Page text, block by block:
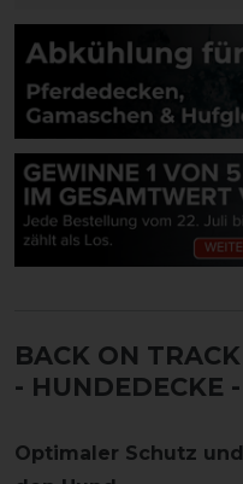
BACK ON
- HUNDEDECKE
Optimaler Schutz